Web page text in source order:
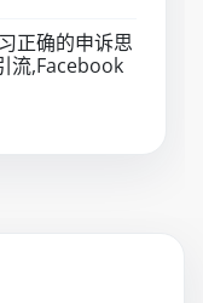
正确的申诉思
流,Facebook